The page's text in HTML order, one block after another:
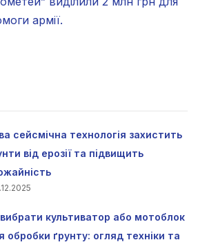
армії.
сейсмічна технологія захистить
від ерозії та підвищить
культиватор або мотоблок
обробки ґрунту: огляд техніки та